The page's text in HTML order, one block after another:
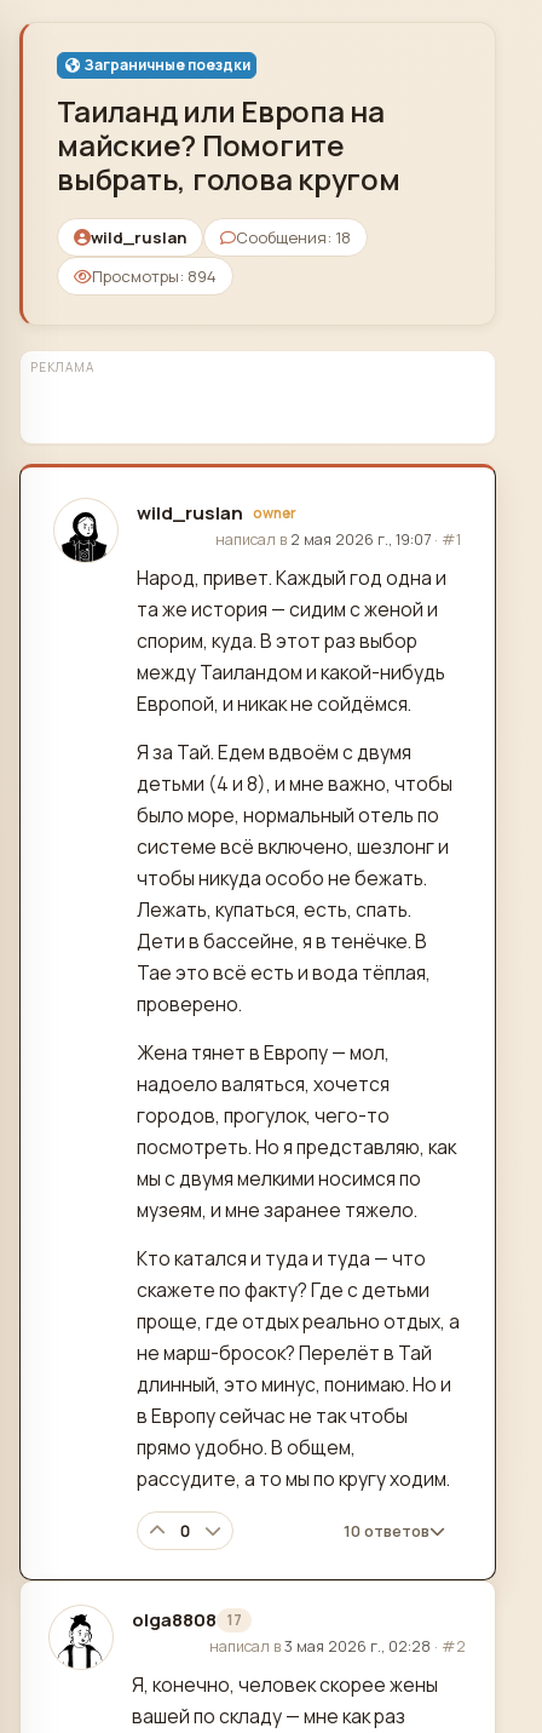
Заграничные поездки
Таиланд или Европа на
майские? Помогите
выбрать, голова кругом
wild_ruslan
Сообщения: 18
Просмотры: 894
РЕКЛАМА
wild_ruslan owner
отредактировано
написал в 2 мая 2026 г., 19:07 · #1
Народ, привет. Каждый год одна и
та же история — сидим с женой и
спорим, куда. В этот раз выбор
между Таиландом и какой-нибудь
Европой, и никак не сойдёмся.
Я за Тай. Едем вдвоём с двумя
детьми (4 и 8), и мне важно, чтобы
было море, нормальный отель по
системе всё включено, шезлонг и
чтобы никуда особо не бежать.
Лежать, купаться, есть, спать.
Дети в бассейне, я в тенёчке. В
Тае это всё есть и вода тёплая,
проверено.
Жена тянет в Европу — мол,
надоело валяться, хочется
городов, прогулок, чего-то
посмотреть. Но я представляю, как
мы с двумя мелкими носимся по
музеям, и мне заранее тяжело.
Кто катался и туда и туда — что
скажете по факту? Где с детьми
проще, где отдых реально отдых, а
не марш-бросок? Перелёт в Тай
длинный, это минус, понимаю. Но и
в Европу сейчас не так чтобы
прямо удобно. В общем,
рассудите, а то мы по кругу ходим.
0 10 ответов
olga8808 17
отредактировано
написал в3 мая 2026 г., 02:28 · #2
Я, конечно, человек скорее жены
вашей по складу — мне как раз